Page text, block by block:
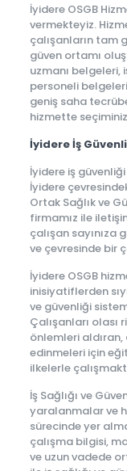
İyidere OSGB
vermekteyiz.
çalışanların tam
güven ortamı
uzmanı belgeleri,
personeli
geniş saha
hizmette
İyidere İş
İyidere iş
İyidere
Ortak Sağlık ve
firmamız ile
çalışan
ve çevresinde bir
İyidere OSGB
inisiyatiflerden
ve güvenliği
Çalışanları olası
önlemleri aldıran,
edinmeleri için
ilkelerle
İş Sağlığı ve
yaralanmalar ve
sürecinde yer
çalışma bilgisi,
ve uzun vadede